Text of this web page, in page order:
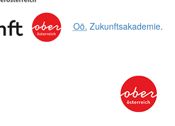
Oö. Zukunftsakademie.